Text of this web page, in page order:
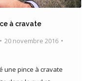
à cravate
20 novembre 2016
une pince à cravate